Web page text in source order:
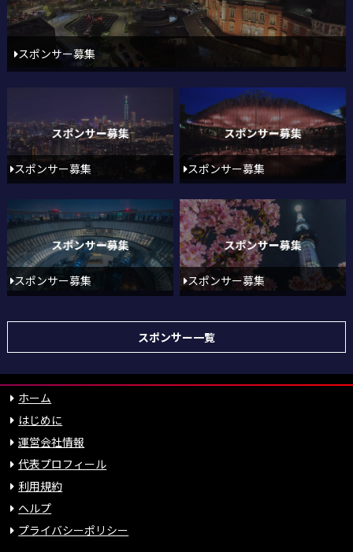
スポンサー募集
スポンサー募集 スポンサー募集
スポンサー募集 スポンサー募集
スポンサー一覧
ホーム
はじめに
運営会社情報
代表プロフィール
利用規約
ヘルプ
プライバシーポリシー